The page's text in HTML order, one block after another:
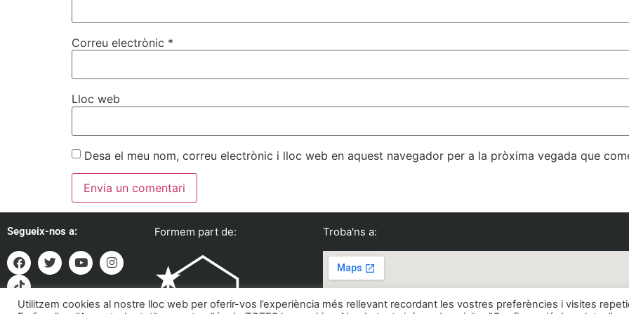
Correu electrònic *
Lloc web
Desa el meu nom, correu electrònic i lloc web en aquest navegador per a la pròxima vegada que
Segueix-nos a: Formem part de: Troba'ns a:
Utilitzem cookies al nostre lloc web per oferir-vos l’experiència més rellevant recordant les vostres preferències i visites